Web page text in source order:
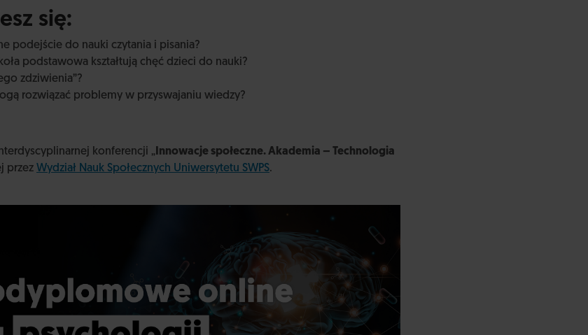
się:
podejście do nauki czytania i pisania?
podstawowa kształtują chęć dzieci do nauki?
zdziwienia”?
rozwiązać problemy w przyswajaniu wiedzy?
konferencji „ Innowacje społeczne. Akademia – Technologia
przez Wydział Nauk Społecznych Uniwersytetu SWPS.